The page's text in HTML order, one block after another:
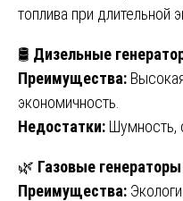
топлива при длительной
🛢️ Дизельные
Преимущества:
экономичность.
Недостатки: Шумность,
🌿 Газовые генераторы
Преимущества: